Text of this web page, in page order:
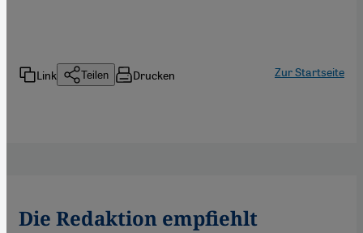
Link Teilen Drucken Zur Startseite
Die Redaktion empfiehlt